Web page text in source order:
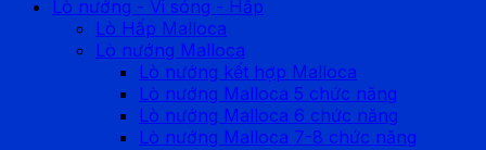
Lò nướng - Vi sóng - Hấp
Lò Hấp Malloca
Lò nướng Malloca
Lò nướng kết hợp Malloca
Lò nướng Malloca 5 chức năng
Lò nướng Malloca 6 chức năng
Lò nướng Malloca 7-8 chức năng